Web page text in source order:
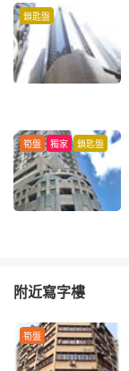
鎖匙盤
筍盤 獨家 鎖匙盤
附近寫字樓
筍盤